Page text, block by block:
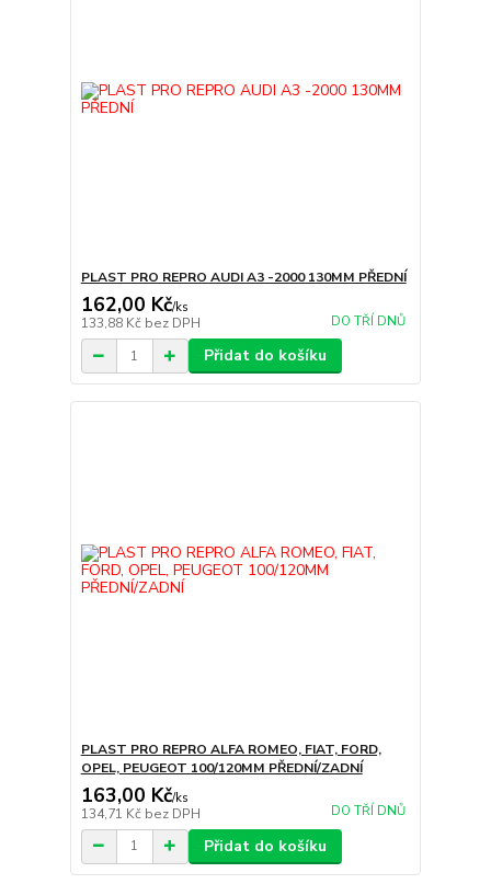
PLAST PRO REPRO AUDI A3 -2000 130MM PŘEDNÍ
162,00 Kč/ks
133,88 Kč bez DPH DO TŘÍ DNŮ
Přidat do košíku
PLAST PRO REPRO ALFA ROMEO, FIAT, FORD,
OPEL, PEUGEOT 100/120MM PŘEDNÍ/ZADNÍ
163,00 Kč/ks
134,71 Kč bez DPH DO TŘÍ DNŮ
Přidat do košíku